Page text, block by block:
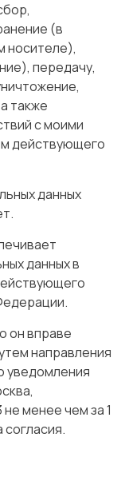
(в
носителе),
передачу,
также
с моими
действующего
данных
данных в
он вправе
направления
уведомления
менее чем за 1